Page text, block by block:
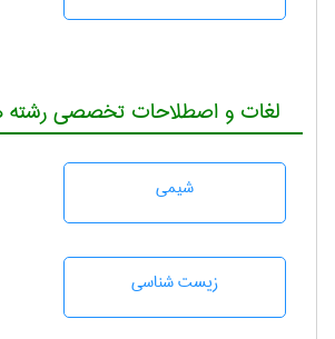
لغات و اصطلاحات تخصصی رشته
شيمی
زيست شناسی